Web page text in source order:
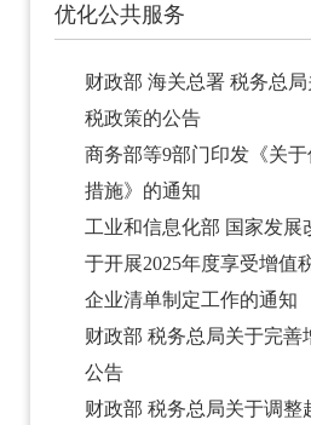
优化公共服务
财政部 海关总署 税务总
税政策的公告
商务部等9部门印发《关
措施》的通知
工业和信息化部 国家发展
于开展2025年度享受增值
企业清单制定工作的通知
财政部 税务总局关于完
公告
财政部 税务总局关于调